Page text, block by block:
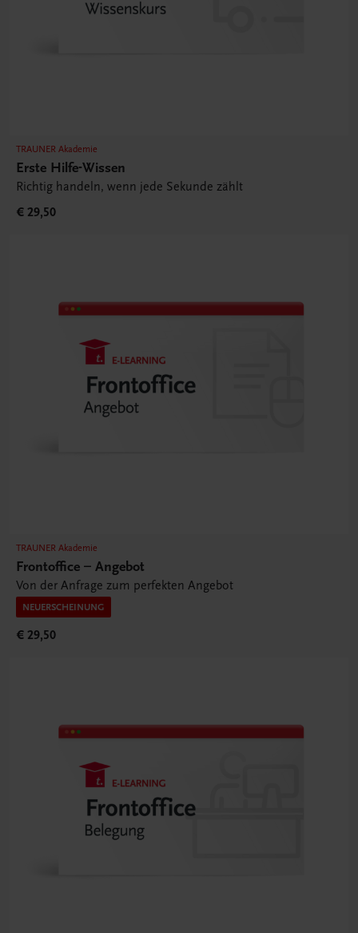
TRAUNER Akademie
Erste Hilfe-Wissen
Richtig handeln, wenn jede Sekunde zählt
€ 29,50
TRAUNER Akademie
Frontoffice – Angebot
Von der Anfrage zum perfekten Angebot
NEUERSCHEINUNG
€ 29,50